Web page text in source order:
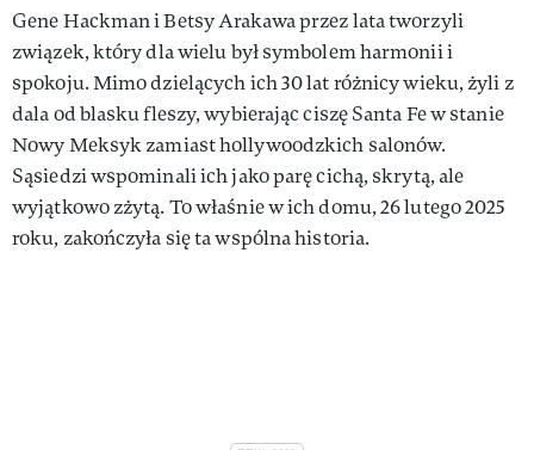
Gene Hackman i Betsy Arakawa przez lata tworzyli
związek, który dla wielu był symbolem harmonii i
spokoju. Mimo dzielących ich 30 lat różnicy wieku, żyli z
dala od blasku fleszy, wybierając ciszę Santa Fe w stanie
Nowy Meksyk zamiast hollywoodzkich salonów.
Sąsiedzi wspominali ich jako parę cichą, skrytą, ale
wyjątkowo zżytą. To właśnie w ich domu, 26 lutego 2025
roku, zakończyła się ta wspólna historia.